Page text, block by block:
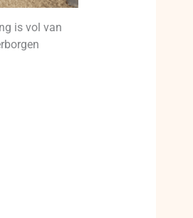
is vol van